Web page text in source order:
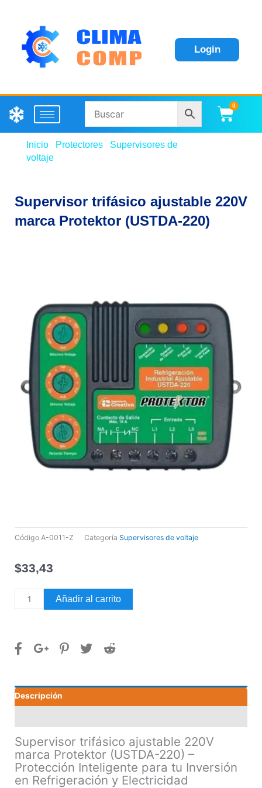
Login
0
Inicio Protectores
Supervisores de
voltaje
Supervisor trifásico ajustable 220V
marca Protektor (USTDA-220)
Código A-0011-Z Categoría Supervisores de voltaje
$33,43
Supervisor
trifásico
marca
220)
cantidad
Añadir al carrito
Descripción
Supervisor trifásico ajustable 220V
marca Protektor (USTDA-220) –
Protección Inteligente para tu Inversión
en Refrigeración y Electricidad